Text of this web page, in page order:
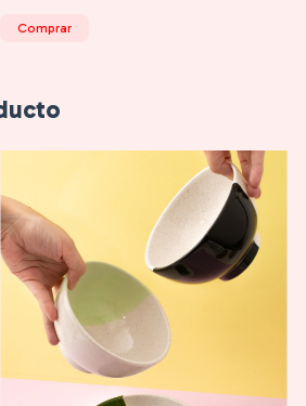
Comprar